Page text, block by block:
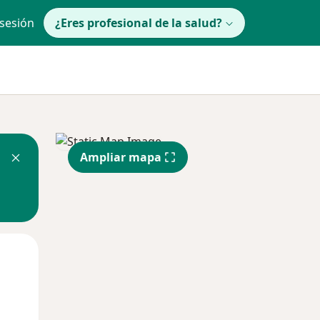
¿Eres profesional de la salud?
Ampliar mapa